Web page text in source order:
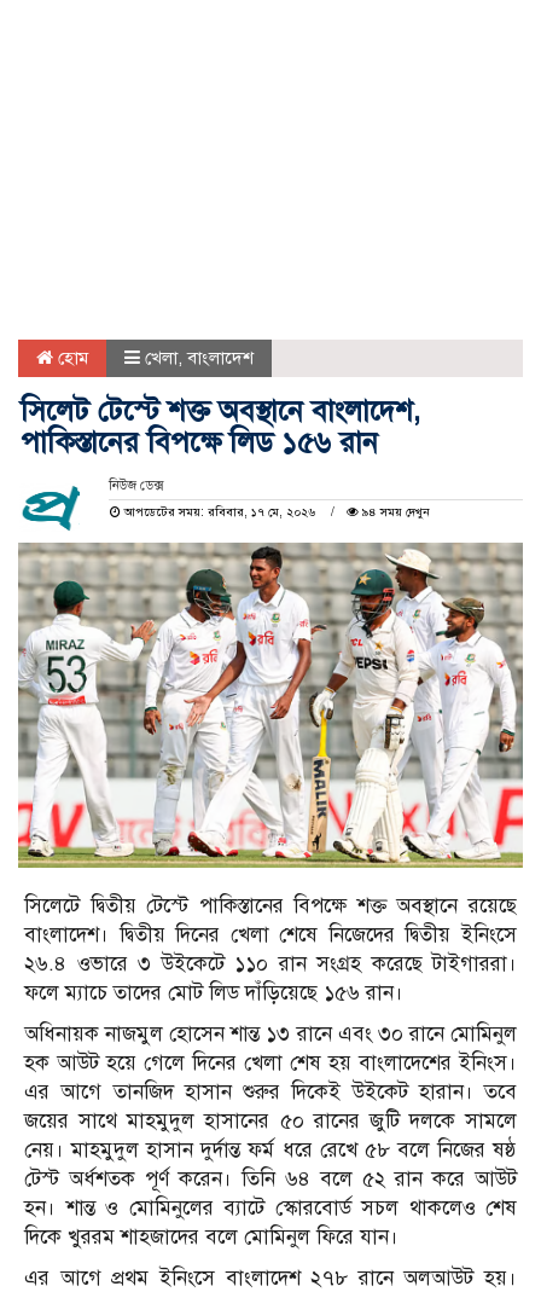
হোম খেলা,বাংলাদেশ
সিলেট টেস্টে শক্ত অবস্থানে বাংলাদেশ,
পাকিস্তানের বিপক্ষে লিড ১৫৬ রান
নিউজ ডেক্স
আপডেটের সময়: রবিবার, ১৭ মে, ২০২৬
৯৪ সময় দেখুন
সিলেটে দ্বিতীয় টেস্টে পাকিস্তানের বিপক্ষে শক্ত অবস্থানে রয়েছে
বাংলাদেশ। দ্বিতীয় দিনের খেলা শেষে নিজেদের দ্বিতীয় ইনিংসে
২৬.৪ ওভারে ৩ উইকেটে ১১০ রান সংগ্রহ করেছে টাইগাররা।
ফলে ম্যাচে তাদের মোট লিড দাঁড়িয়েছে ১৫৬ রান।
অধিনায়ক নাজমুল হোসেন শান্ত ১৩ রানে এবং ৩০ রানে মোমিনুল
হক আউট হয়ে গেলে দিনের খেলা শেষ হয় বাংলাদেশের ইনিংস।
এর আগে তানজিদ হাসান শুরুর দিকেই উইকেট হারান। তবে
জয়ের সাথে মাহমুদুল হাসানের ৫০ রানের জুটি দলকে সামলে
নেয়। মাহমুদুল হাসান দুর্দান্ত ফর্ম ধরে রেখে ৫৮ বলে নিজের ষষ্ঠ
টেস্ট অর্ধশতক পূর্ণ করেন। তিনি ৬৪ বলে ৫২ রান করে আউট
হন। শান্ত ও মোমিনুলের ব্যাটে স্কোরবোর্ড সচল থাকলেও শেষ
দিকে খুররম শাহজাদের বলে মোমিনুল ফিরে যান।
এর আগে প্রথম ইনিংসে বাংলাদেশ ২৭৮ রানে অলআউট হয়।